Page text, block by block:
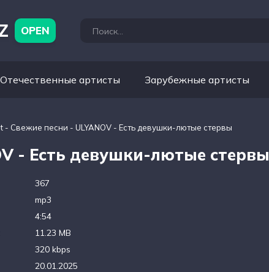
OPEN
Отечественные артисты Зарубежные артисты
- Свежие песни - ULYANOV - Есть девушки-лютые стервы
- Есть девушки-лютые стервы
367
mp3
4:54
11.23 MB
320 kbps
20.01.2025